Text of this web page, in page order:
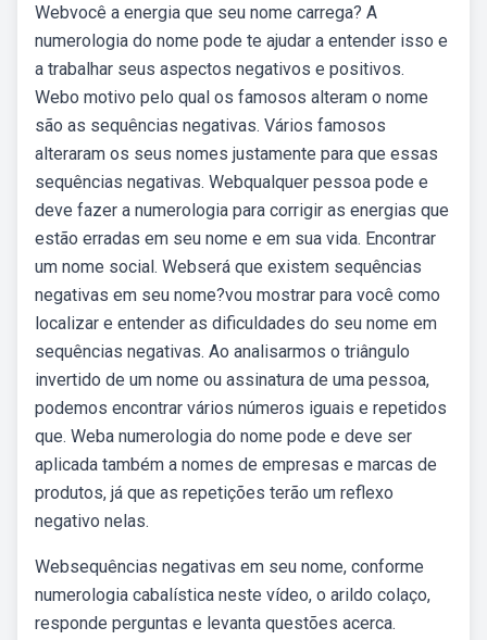
Webvocê a energia que seu nome carrega? A
numerologia do nome pode te ajudar a entender isso e
a trabalhar seus aspectos negativos e positivos.
Webo motivo pelo qual os famosos alteram o nome
são as sequências negativas. Vários famosos
alteraram os seus nomes justamente para que essas
sequências negativas. Webqualquer pessoa pode e
deve fazer a numerologia para corrigir as energias que
estão erradas em seu nome e em sua vida. Encontrar
um nome social. Webserá que existem sequências
negativas em seu nome?vou mostrar para você como
localizar e entender as dificuldades do seu nome em
sequências negativas. Ao analisarmos o triângulo
invertido de um nome ou assinatura de uma pessoa,
podemos encontrar vários números iguais e repetidos
que. Weba numerologia do nome pode e deve ser
aplicada também a nomes de empresas e marcas de
produtos, já que as repetições terão um reflexo
negativo nelas.
Websequências negativas em seu nome, conforme
numerologia cabalística neste vídeo, o arildo colaço,
responde perguntas e levanta questões acerca.